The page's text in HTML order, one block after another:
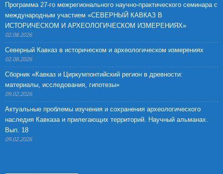
Программа 27-го межрегионального научно-практического семинара с
международным участием «СЕВЕРНЫЙ КАВКАЗ В
ИСТОРИЧЕСКОМ И АРХЕОЛОГИЧЕСКОМ ИЗМЕРЕНИЯХ»
02.08.2026
Северный Кавказ в историческом и археологическом измерениях
02.08.2026
Сборник «Кавказ и Циркумпонтийский регион в древности:
материалы, исследования, гипотезы»
09.02.2026
Актуальные проблемы изучения и сохранения археологического
наследия Кавказа и прилегающих территорий. Научный альманах.
Вып. 18
09.02.2026